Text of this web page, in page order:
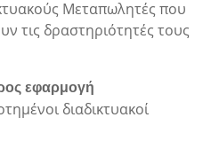
Μεταπωλητές που
τις δραστηριότητές τους
εφαρμογή
διαδικτυακοί